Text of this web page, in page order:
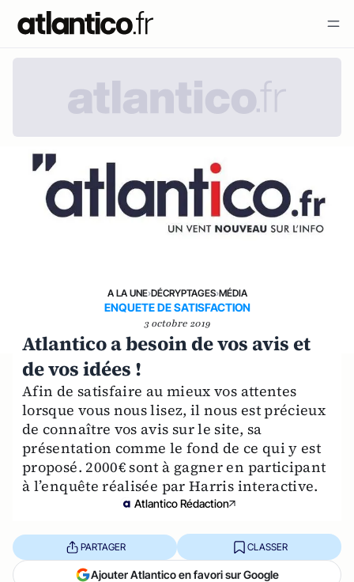
A LA UNE›DÉCRYPTAGES›MÉDIA
ENQUETE DE SATISFACTION
3 octobre 2019
Atlantico a besoin de vos avis et
de vos idées !
Afin de satisfaire au mieux vos attentes
lorsque vous nous lisez, il nous est précieux
de connaître vos avis sur le site, sa
présentation comme le fond de ce qui y est
proposé. 2000€ sont à gagner en participant
à l’enquête réalisée par Harris interactive.
Atlantico Rédaction
PARTAGER CLASSER
Ajouter Atlantico en favori sur Google